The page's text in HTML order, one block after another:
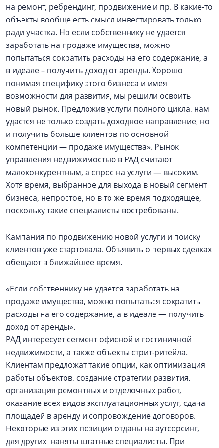
на ремонт, ребрендинг, продвижение и пр. В какие-то
объекты вообще есть смысл инвестировать только
ради участка. Но если собственнику не удается
заработать на продаже имущества, можно
попытаться сократить расходы на его содержание, а
в идеале – получить доход от аренды. Хорошо
понимая специфику этого бизнеса и имея
возможности для развития, мы решили освоить
новый рынок. Предложив услуги полного цикла, нам
удастся не только создать доходное направление, но
и получить больше клиентов по основной
компетенции — продаже имущества». Рынок
управления недвижимостью в РАД считают
малоконкурентным, а спрос на услуги — высоким.
Хотя время, выбранное для выхода в новый сегмент
бизнеса, непростое, но в то же время подходящее,
поскольку такие специалисты востребованы.
Кампания по продвижению новой услуги и поиску
клиентов уже стартовала. Объявить о первых сделках
обещают в ближайшее время.
«Если собственнику не удается заработать на
продаже имущества, можно попытаться сократить
расходы на его содержание, а в идеале — получить
доход от аренды».
РАД интересует сегмент офисной и гостиничной
недвижимости, а также объекты стрит-ритейла.
Клиентам предложат такие опции, как оптимизация
работы объектов, создание стратегии развития,
организация ремонтных и отделочных работ,
оказание всех видов эксплуатационных услуг, сдача
площадей в аренду и сопровождение договоров.
Некоторые из этих позиций отданы на аутсорсинг,
для других наняты штатные специалисты. При